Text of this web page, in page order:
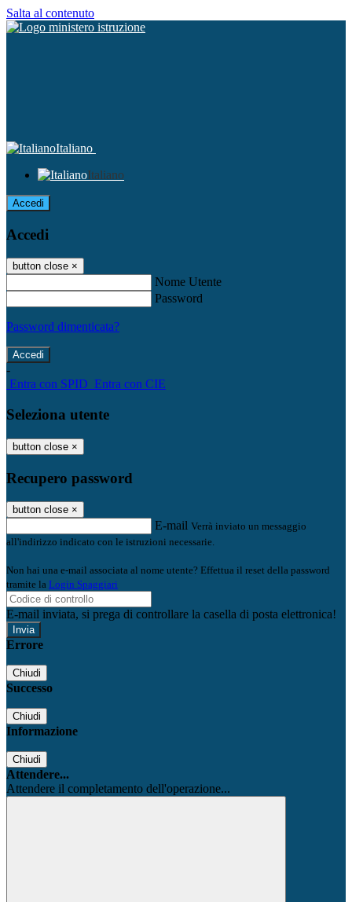
Salta al contenuto
Italiano
Italiano
Accedi
Accedi
button close ×
Nome Utente
Password
Password dimenticata?
-
Entra con SPID Entra con CIE
Seleziona utente
button close ×
Recupero password
button close ×
E-mail Verrà inviato un messaggio
all'indirizzo indicato con le istruzioni necessarie.
Non hai una e-mail associata al nome utente? Effettua il reset della password
tramite la Login Spaggiari
E-mail inviata, si prega di controllare la casella di posta elettronica!
Errore
Chiudi
Successo
Chiudi
Informazione
Chiudi
Attendere...
Attendere il completamento dell'operazione...